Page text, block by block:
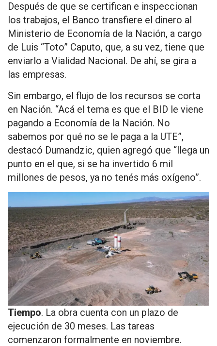
Después de que se certifican e inspeccionan
los trabajos, el Banco transfiere el dinero al
Ministerio de Economía de la Nación, a cargo
de Luis “Toto” Caputo, que, a su vez, tiene que
enviarlo a Vialidad Nacional. De ahí, se gira a
las empresas.
Sin embargo, el flujo de los recursos se corta
en Nación. “Acá el tema es que el BID le viene
pagando a Economía de la Nación. No
sabemos por qué no se le paga a la UTE”,
destacó Dumandzic, quien agregó que “llega un
punto en el que, si se ha invertido 6 mil
millones de pesos, ya no tenés más oxígeno”.
Tiempo. La obra cuenta con un plazo de
ejecución de 30 meses. Las tareas
comenzaron formalmente en noviembre.